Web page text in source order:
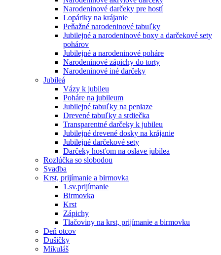
Narodeninové darčeky pre hostí
Lopáriky na krájanie
Peňažné narodeninové tabuľky
Jubilejné a narodeninové boxy a darčekové sety
pohárov
Jubilejné a narodeninové poháre
Narodeninové zápichy do torty
Narodeninové iné darčeky
Jubileá
Vázy k jubileu
Poháre na jubileum
Jubilejné tabuľky na peniaze
Drevené tabuľky a srdiečka
Transparentné darčeky k jubileu
Jubilejné drevené dosky na krájanie
Jubilejné darčekové sety
Darčeky hosťom na oslave jubilea
Rozlúčka so slobodou
Svadba
Krst, prijímanie a birmovka
1.sv.prijímanie
Birmovka
Krst
Zápichy
Tlačoviny na krst, prijímanie a birmovku
Deň otcov
Dušičky
Mikuláš